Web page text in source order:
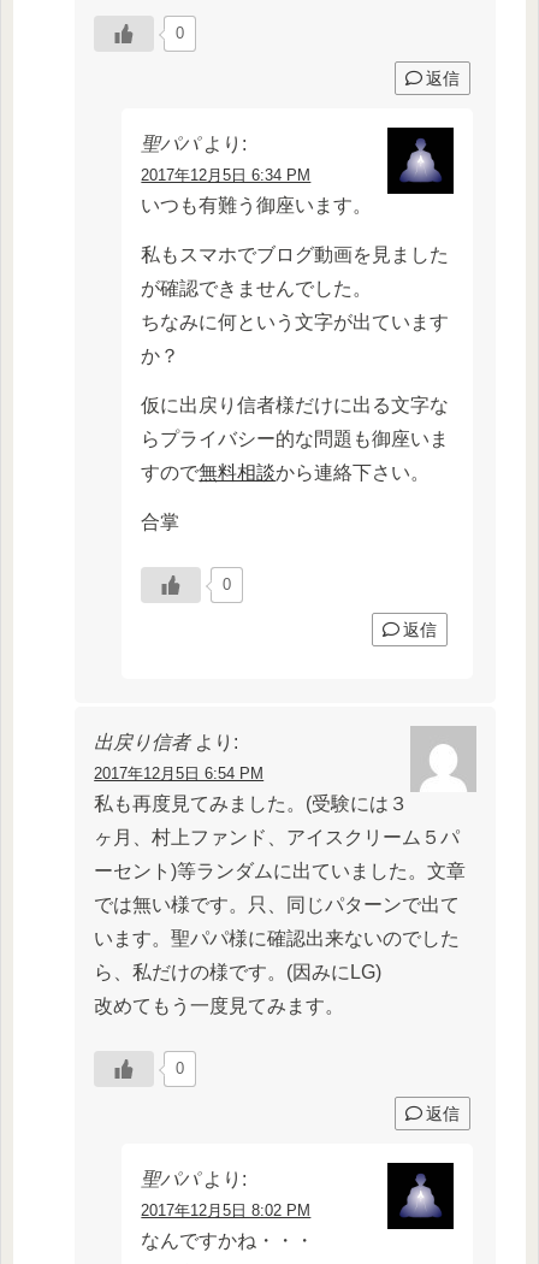
0
返信
聖パパ より:
2017年12月5日 6:34 PM
いつも有難う御座います。
私もスマホでブログ動画を見ました
が確認できませんでした。
ちなみに何という文字が出ています
か？
仮に出戻り信者様だけに出る文字な
らプライバシー的な問題も御座いま
すので無料相談から連絡下さい。
合掌
0
返信
出戻り信者 より:
2017年12月5日 6:54 PM
私も再度見てみました。(受験には３
ヶ月、村上ファンド、アイスクリーム５パ
ーセント)等ランダムに出ていました。文章
では無い様です。只、同じパターンで出て
います。聖パパ様に確認出来ないのでした
ら、私だけの様です。(因みにLG)
改めてもう一度見てみます。
0
返信
聖パパ より:
2017年12月5日 8:02 PM
なんですかね・・・